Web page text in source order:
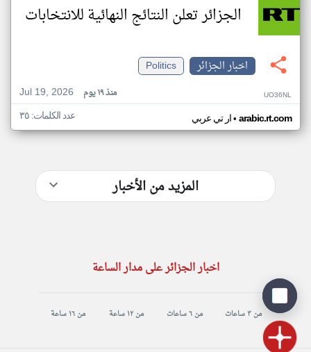
الجزائر تعلن النتائج النهائية للانتخابات
اخبار الجزائر
Politics
Jul 19, 2026
منذ ١٩ يوم UO36NL
ار تي عربي• arabic.rt.com عدد الكلمات: ٣٥
المزيد من الأخبار
اخبار الجزائر على مدار الساعة
من ٣ ساعات من ٦ ساعات من ١٢ ساعة من ١٦ ساعة